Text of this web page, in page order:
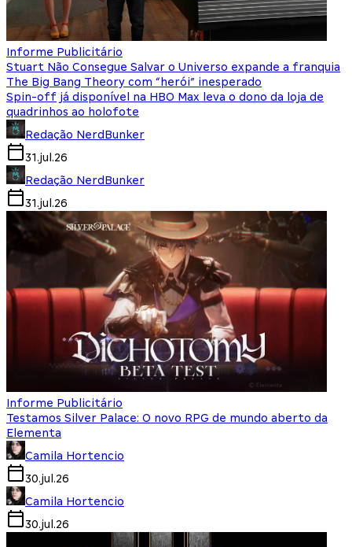
Informe Publicitário
Stuart Não Consegue Salvar o Universo expande a franquia
The Big Bang Theory com “herói” inesperado
Spin-off já disponível na HBO Max leva o dono da loja de
quadrinhos ao holofote
Redação NerdBunker
31.jul.26
Redação NerdBunker
31.jul.26
Informe Publicitário
Testamos Silver Palace: O novo RPG de mundo aberto da
Elementa
Camila Hortencio
30.jul.26
Camila Hortencio
30.jul.26